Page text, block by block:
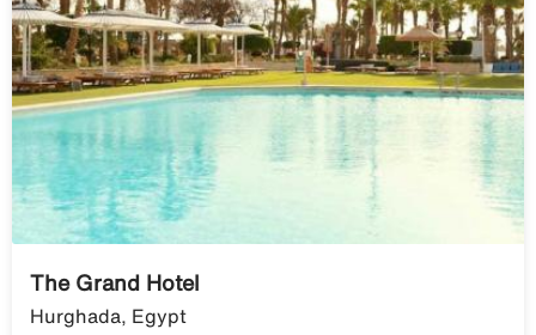
The Grand Hotel
Hurghada, Egypt